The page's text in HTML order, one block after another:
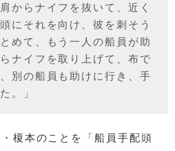
からナイフを抜いて、近く
にそれを向け、彼を刺そう
めて、もう一人の船員が助
ナイフを取り上げて、布で
別の船員も助けに行き、手
。」
榎本のことを「船員手配頭